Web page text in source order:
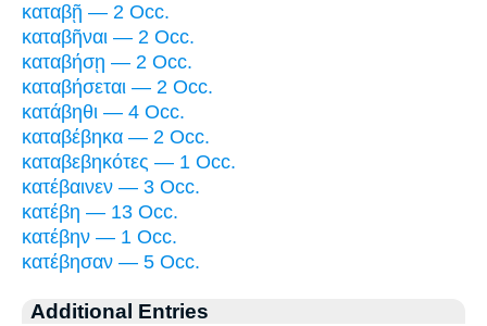
καταβῇ — 2 Occ.
καταβῆναι — 2 Occ.
καταβήσῃ — 2 Occ.
καταβήσεται — 2 Occ.
κατάβηθι — 4 Occ.
καταβέβηκα — 2 Occ.
καταβεβηκότες — 1 Occ.
κατέβαινεν — 3 Occ.
κατέβη — 13 Occ.
κατέβην — 1 Occ.
κατέβησαν — 5 Occ.
Additional Entries